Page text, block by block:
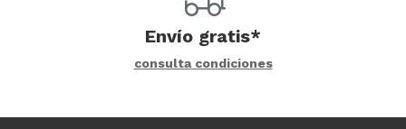
Envío gratis*
consulta condiciones